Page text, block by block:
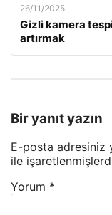
26/11/2025
Gizli kamera
artırmak
Bir yanıt yazın
E-posta adresiniz
ile
Yorum *